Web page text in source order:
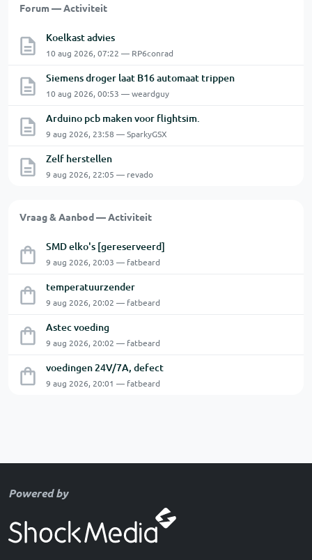
Forum — Activiteit
Koelkast advies
10 aug 2026, 07:22 — RP6conrad
Siemens droger laat B16 automaat trippen
10 aug 2026, 00:53 — weardguy
Arduino pcb maken voor flightsim.
9 aug 2026, 23:58 — SparkyGSX
Zelf herstellen
9 aug 2026, 22:05 — revado
Vraag & Aanbod — Activiteit
SMD elko's [gereserveerd]
9 aug 2026, 20:03 — fatbeard
temperatuurzender
9 aug 2026, 20:02 — fatbeard
Astec voeding
9 aug 2026, 20:02 — fatbeard
voedingen 24V/7A, defect
9 aug 2026, 20:01 — fatbeard
Powered by